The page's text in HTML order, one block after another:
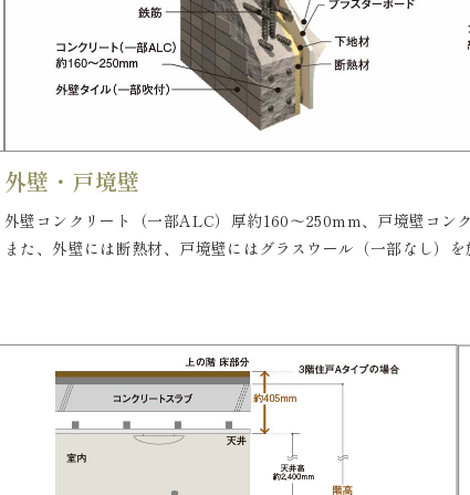
外壁・戸境壁
外壁コンクリート（一部ALC）厚約160～250mm、戸境壁コン
また、外壁には断熱材、戸境壁にはグラスウール（一部なし）